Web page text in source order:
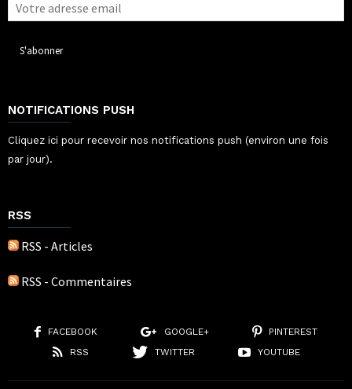
NOTIFICATIONS PUSH
Cliquez ici pour recevoir nos notifications push (environ une fois
par jour).
RSS
RSS - Articles
RSS - Commentaires
FACEBOOK GOOGLE+
PINTEREST
RSS
TWITTER YOUTUBE